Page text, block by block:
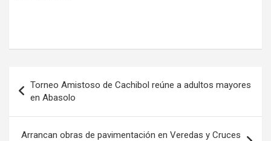
de
entradas
Torneo Amistoso de Cachibol reúne a adultos mayores
en Abasolo
Arrancan obras de pavimentación en Veredas y Cruces